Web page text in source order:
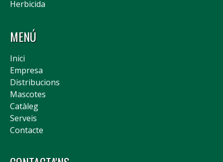
Herbicida
MENÚ
Inici
Empresa
Distribucions
Mascotes
Catàleg
Serveis
Contacte